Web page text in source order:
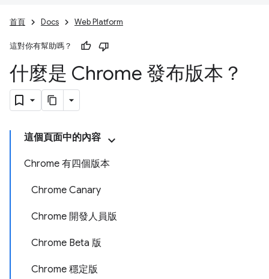
首頁 Docs Web Platform
這對你有幫助嗎？
什麼是 Chrome 發布版本？
這個頁面中的內容
Chrome 有四個版本
Chrome Canary
Chrome 開發人員版
Chrome Beta 版
Chrome 穩定版